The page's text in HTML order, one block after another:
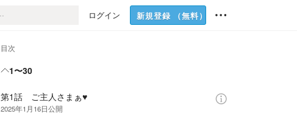
ログイン 新規登録 （無料）
目次
1〜30
第1話 ご主人さまぁ♥
2025年1月16日公開